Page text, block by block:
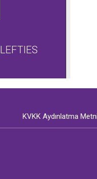
LEFTIES
KVKK Aydınlatma Metni